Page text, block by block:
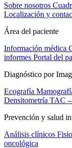
Sobre nosotros
Localización y
Área del paciente
Información médica
informes Portal del
Diagnóstico por
Ecografía
Densitometría TAC
Prevención y salud
Análisis clínicos
oncológica